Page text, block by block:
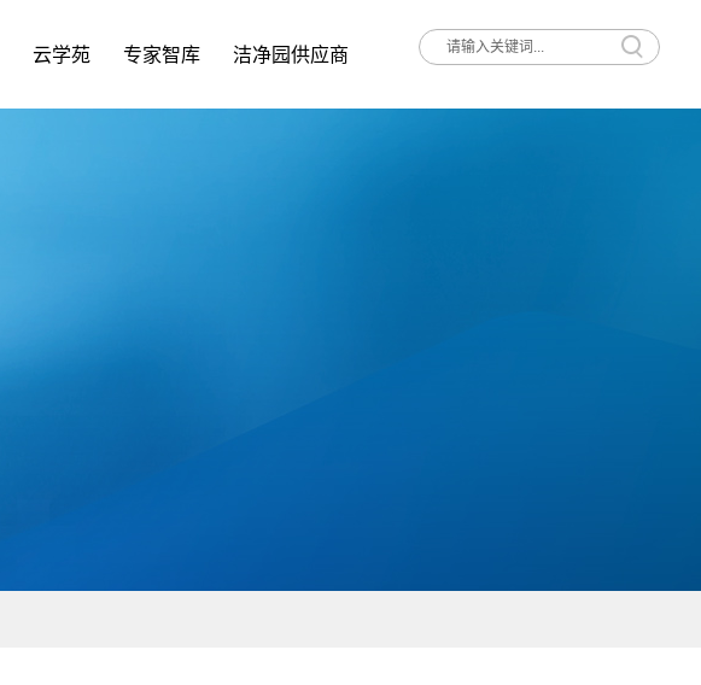
云学苑 专家智库 洁净园供应商